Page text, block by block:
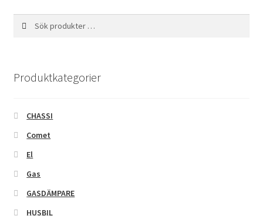
Produktkategorier
CHASSI
Comet
El
Gas
GASDÄMPARE
HUSBIL